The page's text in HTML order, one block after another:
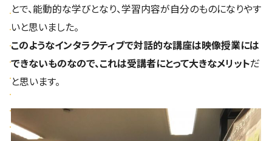
とで、能動的な学びとなり、学習内容が自分のものになりやす
いと思いました。
このようなインタラクティブで対話的な講座は映像授業には
できないものなので、これは受講者にとって大きなメリットだ
と思います。